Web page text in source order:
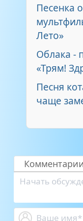
Песенка
Лето»
Облака -
«Трям!
Песня
чаще
Комментарии